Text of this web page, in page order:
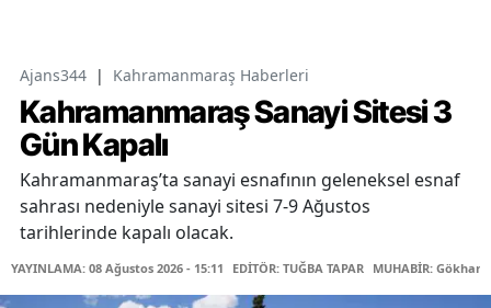
Ajans344 | Kahramanmaraş Haberleri
Kahramanmaraş Sanayi Sitesi 3
Gün Kapalı
Kahramanmaraş’ta sanayi esnafının geleneksel esnaf
sahrası nedeniyle sanayi sitesi 7-9 Ağustos
tarihlerinde kapalı olacak.
YAYINLAMA: 08 Ağustos 2026 - 15:11 EDİTÖR: TUĞBA TAPAR MUHABİR: Gökhan